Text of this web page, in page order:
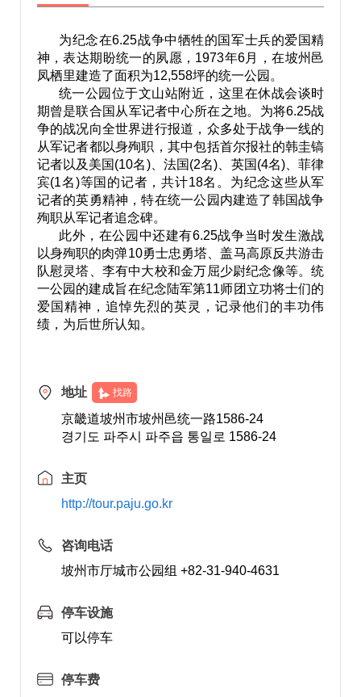
为纪念在6.25战争中牺牲的国军士兵的爱国精
神，表达期盼统一的夙愿，1973年6月，在坡州邑
凤栖里建造了面积为12,558坪的统一公园。
统一公园位于文山站附近，这里在休战会谈时
期曾是联合国从军记者中心所在之地。为将6.25战
争的战况向全世界进行报道，众多处于战争一线的
从军记者都以身殉职，其中包括首尔报社的韩圭镐
记者以及美国(10名)、法国(2名)、英国(4名)、菲律
宾(1名)等国的记者，共计18名。为纪念这些从军
记者的英勇精神，特在统一公园内建造了韩国战争
殉职从军记者追念碑。
此外，在公园中还建有6.25战争当时发生激战
以身殉职的肉弹10勇士忠勇塔、盖马高原反共游击
队慰灵塔、李有中大校和金万屈少尉纪念像等。统
一公园的建成旨在纪念陆军第11师团立功将士们的
爱国精神，追悼先烈的英灵，记录他们的丰功伟
绩，为后世所认知。
地址 找路
京畿道坡州市坡州邑统一路1586-24
경기도 파주시 파주읍 통일로 1586-24
主页
http://tour.paju.go.kr
咨询电话
坡州市厅城市公园组 +82-31-940-4631
停车设施
可以停车
停车费